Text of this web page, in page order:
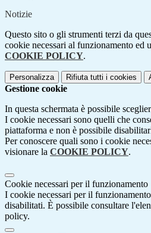
Notizie
Questo sito o gli strumenti terzi da
cookie necessari al funzionamento ed
COOKIE POLICY.
Personalizza Rifiuta tutti i cookies
Gestione cookie
In questa schermata è possibile
I cookie necessari sono quelli che
piattaforma e non è possibile
Per conoscere quali sono i cookie
visionare la COOKIE POLICY.
Cookie necessari per il funzionamento
I cookie necessari per il
disabilitati. È possibile consultare
policy.